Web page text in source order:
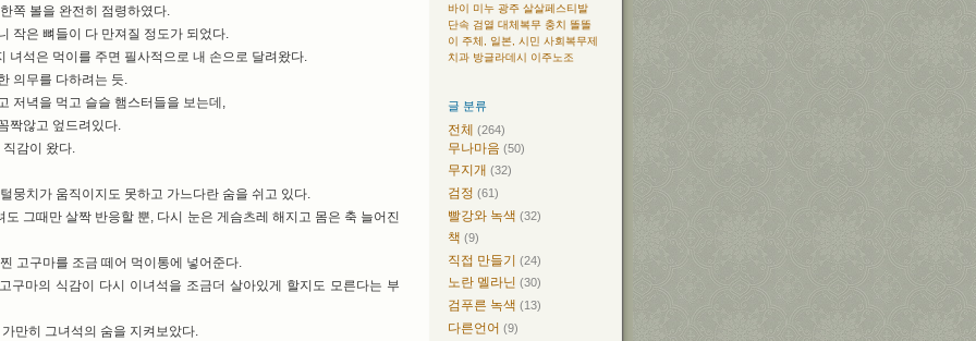
쪽 볼을 완전히 점령하였다.
작은 뼈들이 다 만져질 정도가 되었다.
녀석은 먹이를 주면 필사적으로 내 손으로 달려왔다.
의무를 다하려는 듯.
저녁을 먹고 슬슬 햄스터들을 보는데,
짝않고 엎드려있다.
감이 왔다.
뭉치가 움직이지도 못하고 가느다란 숨을 쉬고 있다.
도 그때만 살짝 반응할 뿐, 다시 눈은 게슴츠레 해지고 몸은 축 늘어진
고구마를 조금 떼어 먹이통에 넣어준다.
구마의 식감이 다시 이녀석을 조금더 살아있게 할지도 모른다는 부
만히 그녀석의 숨을 지켜보았다.
바이 미누 광주 살살페스티발
단속 검열 대체복무 충치 똘똘
이 주체, 일본, 시민 사회복무제
치과 방글라데시 이주노조
글 분류
전체 (264)
무나마음 (50)
무지개 (32)
검정 (61)
빨강와 녹색 (32)
책 (9)
직접 만들기 (24)
노란 멜라닌 (30)
검푸른 녹색 (13)
다른언어 (9)